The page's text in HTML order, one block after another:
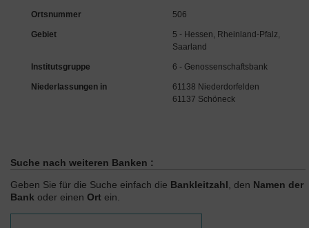
Ortsnummer 506
Gebiet
5 - Hessen, Rheinland-Pfalz,
Saarland
Institutsgruppe 6 - Genossenschaftsbank
Niederlassungen in
61138 Niederdorfelden
61137 Schöneck
Suche nach weiteren Banken :
Geben Sie für die Suche einfach die Bankleitzahl , den Namen der
Bank oder einen Ort ein.